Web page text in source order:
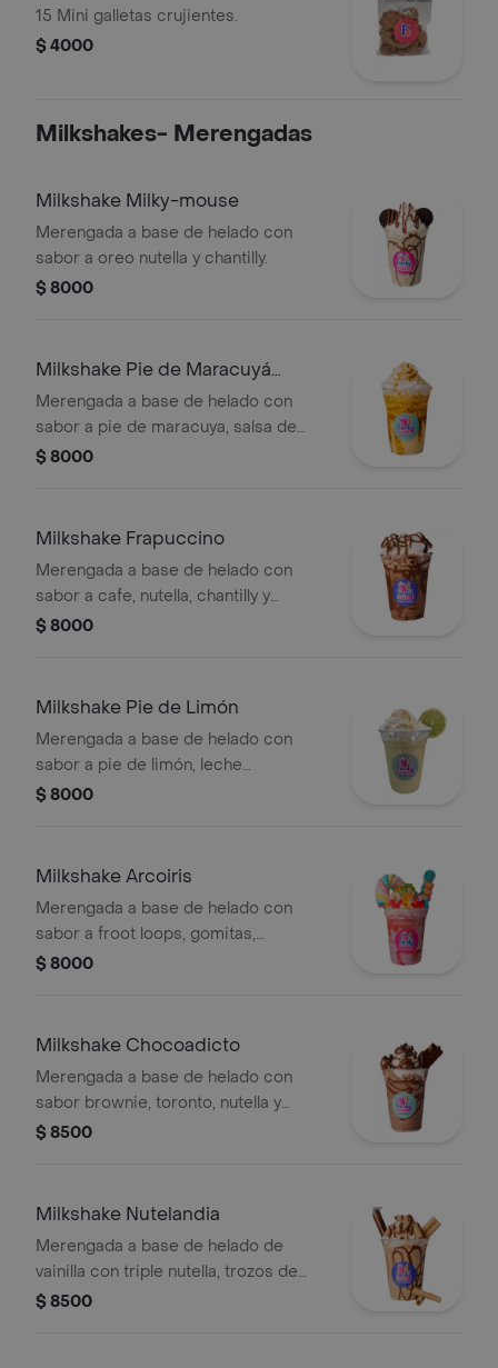
15 Mini galletas crujientes.
$ 4000
Milkshakes- Merengadas
Milkshake Milky-mouse
Merengada a base de helado con
sabor a oreo nutella y chantilly.
$ 8000
Milkshake Pie de Maracuyá
(parchita)
Merengada a base de helado con
sabor a pie de maracuya, salsa de
maracuya y chantilly.
$ 8000
Milkshake Frapuccino
Merengada a base de helado con
sabor a cafe, nutella, chantilly y
malvaviscos.
$ 8000
Milkshake Pie de Limón
Merengada a base de helado con
sabor a pie de limón, leche
condensada y chantilly.
$ 8000
Milkshake Arcoiris
Merengada a base de helado con
sabor a froot loops, gomitas,
malvavisco, chantilly y salsa de frutilla.
$ 8000
Milkshake Chocoadicto
Merengada a base de helado con
sabor brownie, toronto, nutella y
chantilly.
$ 8500
Milkshake Nutelandia
Merengada a base de helado de
vainilla con triple nutella, trozos de
pirulin y jeringa de 10cc con extra
$ 8500